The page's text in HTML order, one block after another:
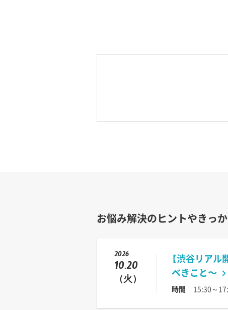
お悩み解決のヒントやきっ
2026
10.20
（火）
【渋谷リア
べきこと〜
時間 15:30～